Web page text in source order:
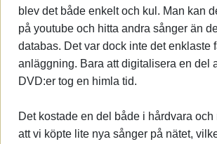
blev det både enkelt och kul. Man kan
på youtube och hitta andra sånger än
databas. Det var dock inte det enklaste
anläggning. Bara att digitalisera en del
DVD:er tog en himla tid.
Det kostade en del både i hårdvara och
att vi köpte lite nya sånger på nätet,